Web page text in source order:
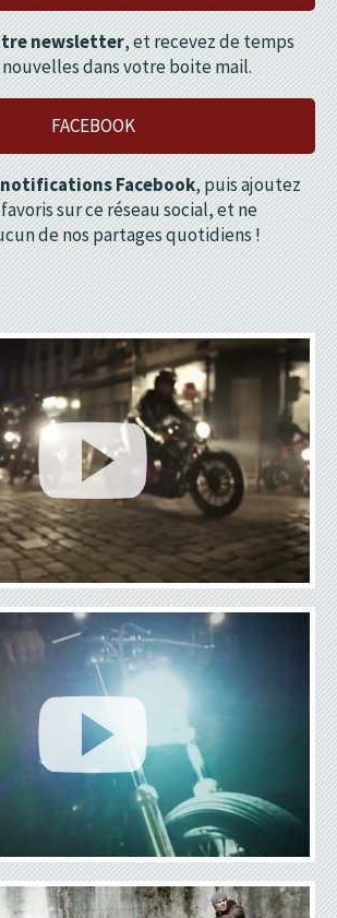
newsletter, et recevez de temps
dans votre boite mail.
FACEBOOK
Facebook, puis ajoutez
sur ce réseau social, et ne
de nos partages quotidiens !